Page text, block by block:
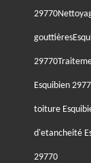
29770
29770
Esquibien
toiture
d'etancheité
29770